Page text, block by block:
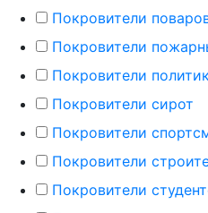
Покровители
Покровители
Покровители
Покровители сирот
Покровители
Покровители
Покровители